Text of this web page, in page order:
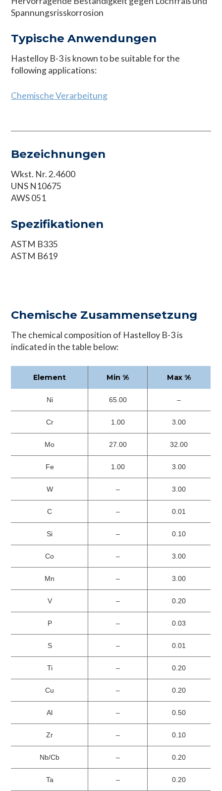
Spannungsrisskorrosion
Typische Anwendungen
Hastelloy B-3 is known to be suitable for the
following applications:
Chemische Verarbeitung
Bezeichnungen
Wkst. Nr. 2.4600
UNS N10675
AWS 051
Spezifikationen
ASTM B335
ASTM B619
Chemische Zusammensetzung
The chemical composition of Hastelloy B-3 is
indicated in the table below:
Element Min % Max %
Ni 65.00 –
Cr 1.00 3.00
Mo 27.00 32.00
Fe 1.00 3.00
W – 3.00
C – 0.01
Si – 0.10
Co – 3.00
Mn – 3.00
V – 0.20
P – 0.03
S – 0.01
Ti – 0.20
Cu – 0.20
Al – 0.50
Zr – 0.10
Nb/Cb – 0.20
Ta – 0.20